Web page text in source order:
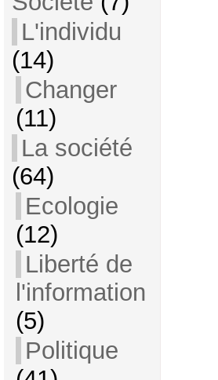
L'individu
(14)
Changer
(11)
La société
(64)
Ecologie
(12)
Liberté de
l'information
(5)
Politique